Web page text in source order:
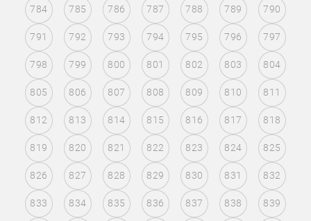
784 785 786 787 788 789 790
791 792 793 794 795 796 797
798 799 800 801 802 803 804
805 806 807 808 809 810 811
812 813 814 815 816 817 818
819 820 821 822 823 824 825
826 827 828 829 830 831 832
833 834 835 836 837 838 839